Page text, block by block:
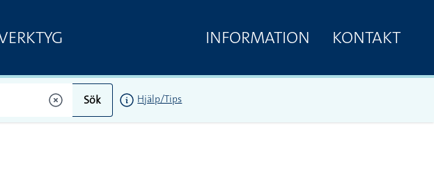
INFORMATION KONTAKT
Sök Hjälp/Tips